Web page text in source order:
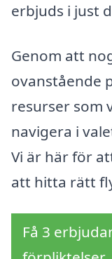
erbjuds i just
Genom att
ovanstående
resurser som
navigera i
Vi är här för
att hitta rätt
Få 3